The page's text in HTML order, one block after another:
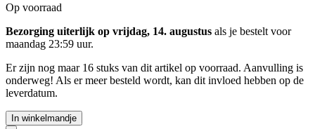
Op voorraad
Bezorging uiterlijk op vrijdag, 14. augustus als je bestelt voor
maandag 23:59 uur.
Er zijn nog maar 16 stuks van dit artikel op voorraad. Aanvulling is
onderweg! Als er meer besteld wordt, kan dit invloed hebben op de
leverdatum.
In winkelmandje